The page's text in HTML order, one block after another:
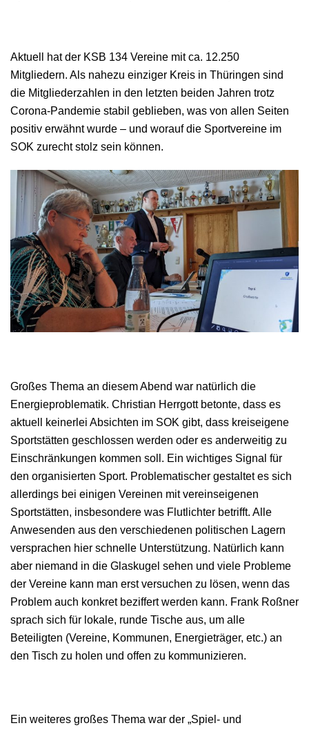
Aktuell hat der KSB 134 Vereine mit ca. 12.250
Mitgliedern. Als nahezu einziger Kreis in Thüringen sind
die Mitgliederzahlen in den letzten beiden Jahren trotz
Corona-Pandemie stabil geblieben, was von allen Seiten
positiv erwähnt wurde – und worauf die Sportvereine im
SOK zurecht stolz sein können.
Großes Thema an diesem Abend war natürlich die
Energieproblematik. Christian Herrgott betonte, dass es
aktuell keinerlei Absichten im SOK gibt, dass kreiseigene
Sportstätten geschlossen werden oder es anderweitig zu
Einschränkungen kommen soll. Ein wichtiges Signal für
den organisierten Sport. Problematischer gestaltet es sich
allerdings bei einigen Vereinen mit vereinseigenen
Sportstätten, insbesondere was Flutlichter betrifft. Alle
Anwesenden aus den verschiedenen politischen Lagern
versprachen hier schnelle Unterstützung. Natürlich kann
aber niemand in die Glaskugel sehen und viele Probleme
der Vereine kann man erst versuchen zu lösen, wenn das
Problem auch konkret beziffert werden kann. Frank Roßner
sprach sich für lokale, runde Tische aus, um alle
Beteiligten (Vereine, Kommunen, Energieträger, etc.) an
den Tisch zu holen und offen zu kommunizieren.
Ein weiteres großes Thema war der „Spiel- und